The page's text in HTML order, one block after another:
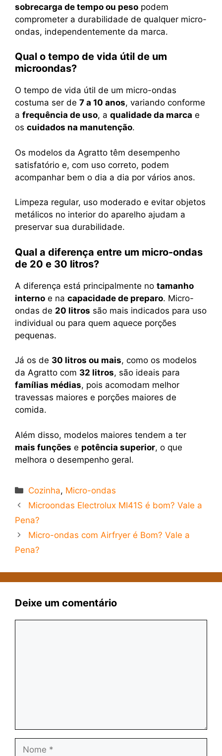
sobrecarga de tempo ou peso podem
comprometer a durabilidade de qualquer micro-
ondas, independentemente da marca.
Qual o tempo de vida útil de um
microondas?
O tempo de vida útil de um micro-ondas
costuma ser de 7 a 10 anos, variando conforme
a frequência de uso, a qualidade da marca e
os cuidados na manutenção.
Os modelos da Agratto têm desempenho
satisfatório e, com uso correto, podem
acompanhar bem o dia a dia por vários anos.
Limpeza regular, uso moderado e evitar objetos
metálicos no interior do aparelho ajudam a
preservar sua durabilidade.
Qual a diferença entre um micro-ondas
de 20 e 30 litros?
A diferença está principalmente no tamanho
interno e na capacidade de preparo. Micro-
ondas de 20 litros são mais indicados para uso
individual ou para quem aquece porções
pequenas.
Já os de 30 litros ou mais, como os modelos
da Agratto com 32 litros, são ideais para
famílias médias, pois acomodam melhor
travessas maiores e porções maiores de
comida.
Além disso, modelos maiores tendem a ter
mais funções e potência superior, o que
melhora o desempenho geral.
Categorias
Cozinha, Micro-ondas
Microondas Electrolux MI41S é bom? Vale a
Pena?
Micro-ondas com Airfryer é Bom? Vale a
Pena?
Deixe um comentário